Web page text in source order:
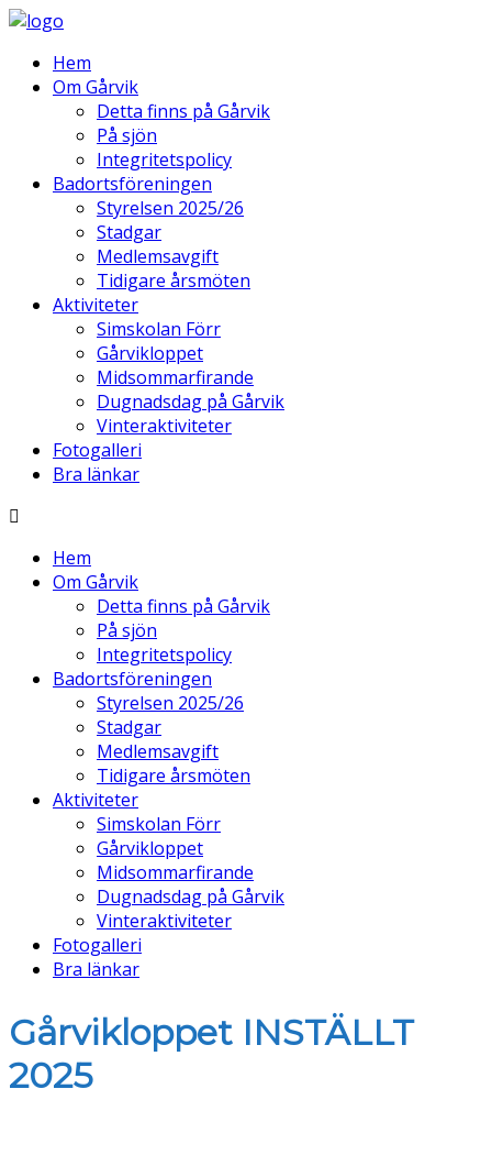
Hem
Om Gårvik
Detta finns på Gårvik
På sjön
Integritetspolicy
Badortsföreningen
Styrelsen 2025/26
Stadgar
Medlemsavgift
Tidigare årsmöten
Aktiviteter
Simskolan Förr
Gårvikloppet
Midsommarfirande
Dugnadsdag på Gårvik
Vinteraktiviteter
Fotogalleri
Bra länkar
Hem
Om Gårvik
Detta finns på Gårvik
På sjön
Integritetspolicy
Badortsföreningen
Styrelsen 2025/26
Stadgar
Medlemsavgift
Tidigare årsmöten
Aktiviteter
Simskolan Förr
Gårvikloppet
Midsommarfirande
Dugnadsdag på Gårvik
Vinteraktiviteter
Fotogalleri
Bra länkar
Gårvikloppet INSTÄLLT
2025